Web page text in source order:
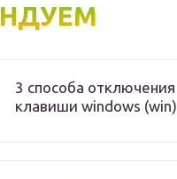
3 способа отключения
клавиши windows (win)